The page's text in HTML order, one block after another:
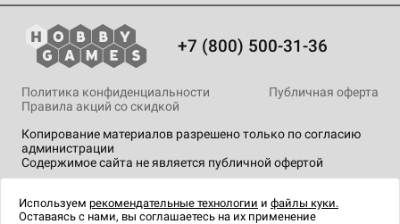
+7 (800) 500-31-36
Копирование материалов разрешено только по согласию
администрации
Содержимое сайта не является публичной офертой
Политика конфиденциальности
Публичная оферта
Правила акций со скидкой
технологии.
Используем рекомендательные технологии и файлы куки.
Оставаясь с нами, вы соглашаетесь на их применение